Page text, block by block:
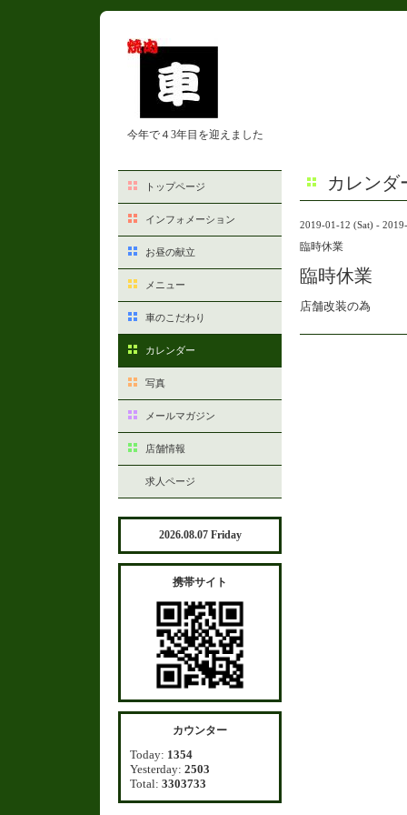
今年で４3年目を迎えました
カレンダ
2019-01-12 (Sat) -
臨時休業
臨時休業
店舗改装の為
トップページ
インフォメーション
お昼の献立
メニュー
車のこだわり
カレンダー
写真
メールマガジン
店舗情報
求人ページ
2026.08.07 Friday
携帯サイト
カウンター
Today: 1354
Yesterday: 2503
Total: 3303733